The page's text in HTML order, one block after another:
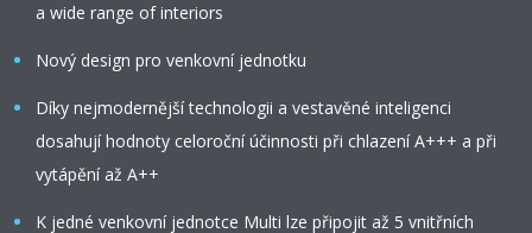
a wide range of interiors
Nový design pro venkovní jednotku
Díky nejmodernější technologii a vestavěné inteligenci
dosahují hodnoty celoroční účinnosti při chlazení A+++ a při
vytápění až A++
K jedné venkovní jednotce Multi lze připojit až 5 vnitřních